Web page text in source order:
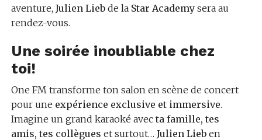
aventure, Julien Liebde la Star Academysera au
rendez-vous.
Une soirée inoubliable chez
toi!
One FM transforme ton salon en scène de concert
pour une expérience exclusive et immersive.
Imagine un grand karaoké avec ta famille, tes
amis, tes collègues et surtout… Julien Lieben